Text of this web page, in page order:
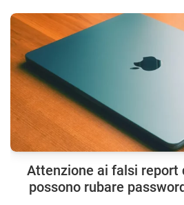
Attenzione ai falsi report
possono rubare